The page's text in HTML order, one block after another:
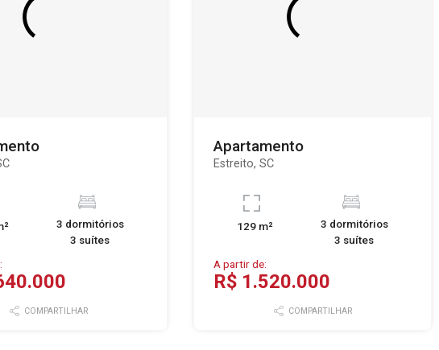
3 dormitórios
3 suítes
COMPARTILHAR
Apartamento
Estreito, SC
129 m²
3 dormitórios
3 suítes
A partir de:
R$ 1.520.000
COMPARTILHAR